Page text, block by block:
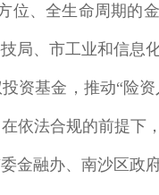
、全生命周期的
局、市工业和信息
基金，推动“险资
依法合规的前提下
金融办、南沙区政